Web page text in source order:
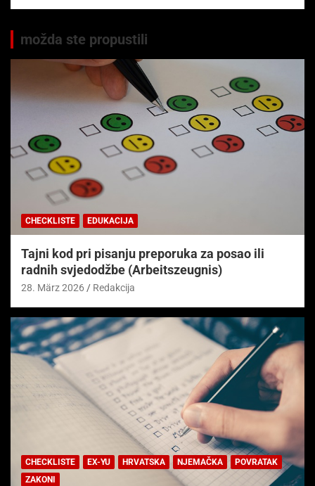
možda ste propustili
CHECKLISTE EDUKACIJA
Tajni kod pri pisanju preporuka za posao ili
radnih svjedodžbe (Arbeitszeugnis)
28. März 2026 Redakcija
CHECKLISTE EX-YU HRVATSKA NJEMAČKA
POVRATAK
ZAKONI